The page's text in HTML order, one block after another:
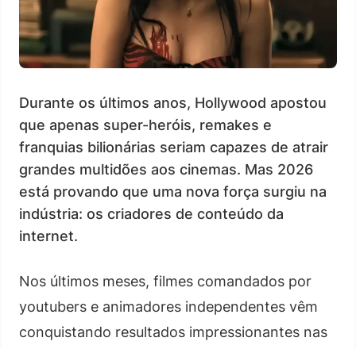
Durante os últimos anos, Hollywood apostou
que apenas super-heróis, remakes e
franquias bilionárias seriam capazes de atrair
grandes multidões aos cinemas. Mas 2026
está provando que uma nova força surgiu na
indústria: os criadores de conteúdo da
internet.
Nos últimos meses, filmes comandados por
youtubers e animadores independentes vêm
conquistando resultados impressionantes nas